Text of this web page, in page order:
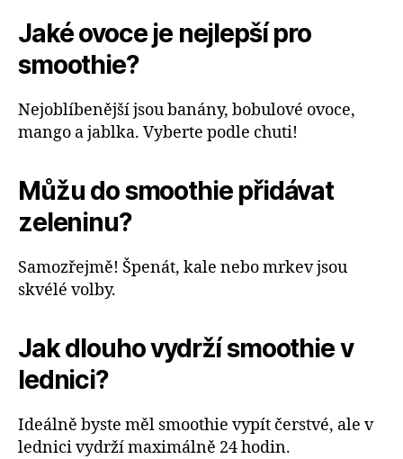
Jaké ovoce je nejlepší pro
smoothie?
Nejoblíbenější jsou banány, bobulové ovoce,
mango a jablka. Vyberte podle chuti!
Můžu do smoothie přidávat
zeleninu?
Samozřejmě! Špenát, kale nebo mrkev jsou
skvélé volby.
Jak dlouho vydrží smoothie v
lednici?
Ideálně byste měl smoothie vypít čerstvé, ale v
lednici vydrží maximálně 24 hodin.